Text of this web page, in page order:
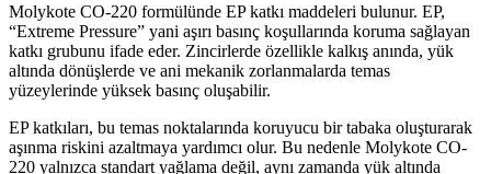
Molykote CO-220 formülünde EP katkı maddeleri bulunur. EP,
“Extreme Pressure” yani aşırı basınç koşullarında koruma sağlayan
katkı grubunu ifade eder. Zincirlerde özellikle kalkış anında, yük
altında dönüşlerde ve ani mekanik zorlanmalarda temas
yüzeylerinde yüksek basınç oluşabilir.
EP katkıları, bu temas noktalarında koruyucu bir tabaka oluşturarak
aşınma riskini azaltmaya yardımcı olur. Bu nedenle Molykote CO-
220 yalnızca standart yağlama değil, aynı zamanda yük altında